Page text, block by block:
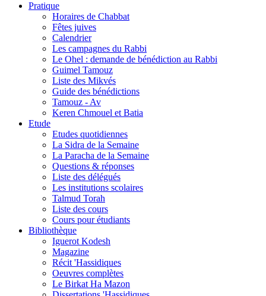
Pratique
Horaires de Chabbat
Fêtes juives
Calendrier
Les campagnes du Rabbi
Le Ohel : demande de bénédiction au Rabbi
Guimel Tamouz
Liste des Mikvés
Guide des bénédictions
Tamouz - Av
Keren Chmouel et Batia
Etude
Etudes quotidiennes
La Sidra de la Semaine
La Paracha de la Semaine
Questions & réponses
Liste des délégués
Les institutions scolaires
Talmud Torah
Liste des cours
Cours pour étudiants
Bibliothèque
Iguerot Kodesh
Magazine
Récit 'Hassidiques
Oeuvres complètes
Le Birkat Ha Mazon